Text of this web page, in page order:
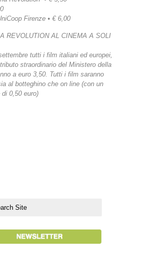
Firenze • € 6,00
REVOLUTION AL CINEMA A SOLI
tutti i film italiani ed europei,
straordinario del Ministero della
a euro 3,50. Tutti i film saranno
al botteghino che on line (con un
0,50 euro)